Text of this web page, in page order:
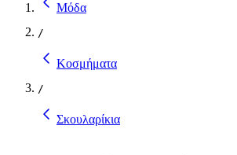
Μόδα
/
Κοσμήματα
/
Σκουλαρίκια